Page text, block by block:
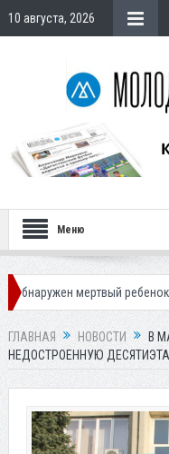
10 августа, 2026
Меню
мертвый ребенок В
ГЛАВНАЯ НОВОСТИ
В
НЕДОСТРОЕННУЮ